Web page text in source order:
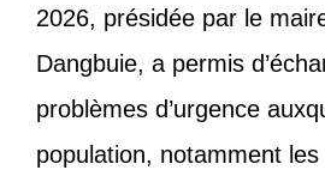
2026, présidée par le
Dangbuie, a permis
problèmes d’urgence
population, notamment